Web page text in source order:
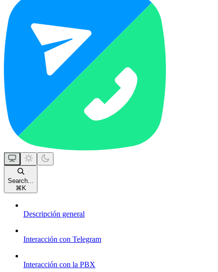
Search...
⌘ K
Descripción general
Interacción con Telegram
Interacción con la PBX